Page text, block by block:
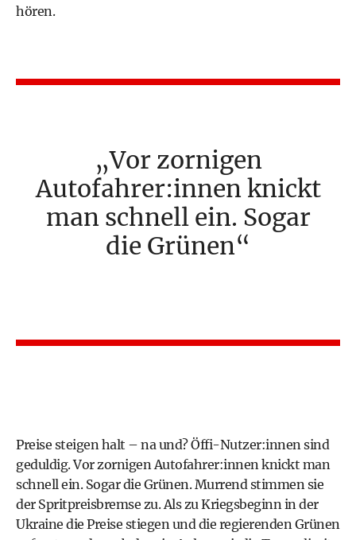
hören.
Vor zornigen
Autofahrer:innen knickt
man schnell ein. Sogar
die Grünen
Preise steigen halt – na und? Öffi-Nutzer:innen sind
geduldig. Vor zornigen Autofahrer:innen knickt man
schnell ein. Sogar die Grünen. Murrend stimmen sie
der Spritpreisbremse zu. Als zu Kriegsbeginn in der
Ukraine die Preise stiegen und die regierenden Grünen